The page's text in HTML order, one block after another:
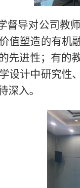
督导对公司教
值塑造的有机
先进性；有的
设计中研究性
深入。